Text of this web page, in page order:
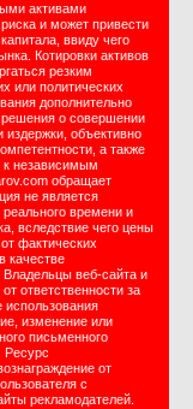
активами
и может привести
ввиду чего
Котировки активов
резким
или политических
дополнительно
о совершении
издержки, объективно
а также
к независимым
обращает
не является
времени и
вследствие чего цены
фактических
качестве
Владельцы веб-сайта и
ответственности за
использования
изменение или
письменного
Ресурс
от
с
рекламодателей.